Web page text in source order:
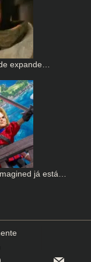
expande…
já está…